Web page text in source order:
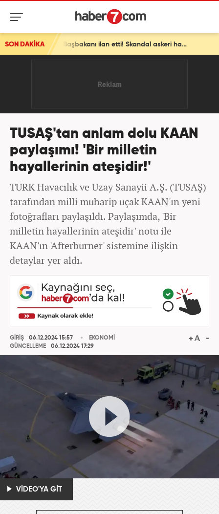
SON DAKİKA Avrupa ülkesinden bomba İsrail kararı! Ülkenin Başbakanı ilan etti! Skandal askeri hamle
TUSAŞ'tan anlam dolu KAAN
paylaşımı! 'Bir milletin
hayallerinin ateşidir!'
TÜRK Havacılık ve Uzay Sanayii A.Ş. (TUSAŞ)
tarafından milli muharip uçak KAAN'ın yeni
fotoğrafları paylaşıldı. Paylaşımda, 'Bir
milletin hayallerinin ateşidir' notu ile
KAAN'ın 'Afterburner' sistemine ilişkin
detaylar yer aldı.
GİRİŞ
06.12.2024 15:57
GÜNCELLEME
06.12.2024 17:29
EKONOMİ
VİDEO'YA GİT